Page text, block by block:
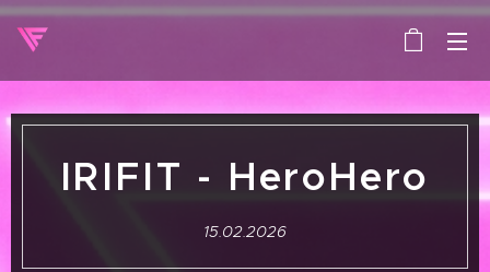
IRIFIT - HeroHero
15.02.2026